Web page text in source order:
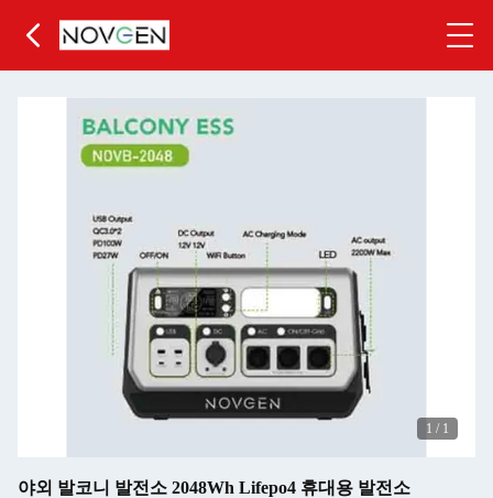
1 / 1
야외 발코니 발전소 2048Wh Lifepo4 휴대용 발전소